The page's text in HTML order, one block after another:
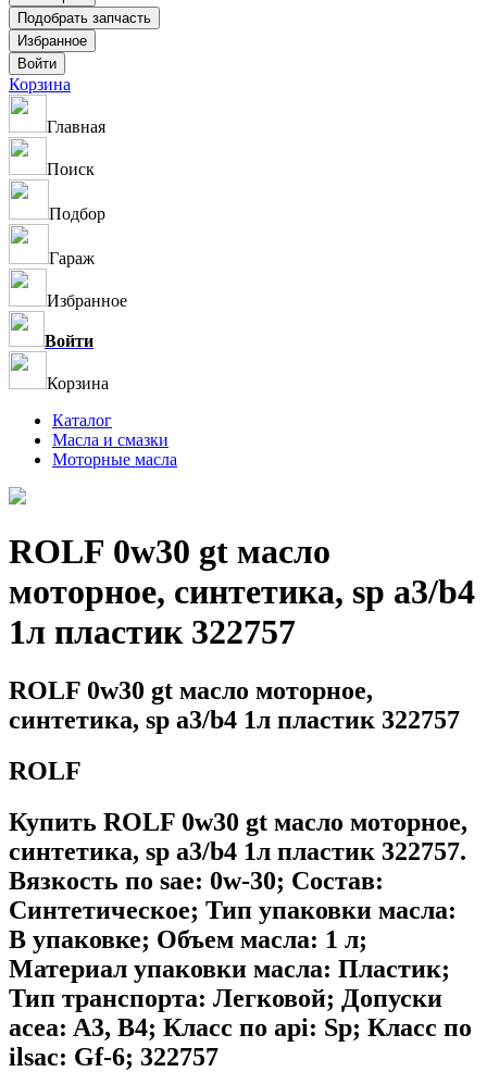
Корзина
Главная
Поиск
Подбор
Гараж
Избранное
Войти
Корзина
Каталог
Масла и смазки
Моторные масла
ROLF 0w30 gt масло
моторное, синтетика, sp a3/b4
1л пластик 322757
ROLF 0w30 gt масло моторное,
синтетика, sp a3/b4 1л пластик 322757
ROLF
Купить ROLF 0w30 gt масло моторное,
синтетика, sp a3/b4 1л пластик 322757.
Вязкость по sae: 0w-30; Состав:
Синтетическое; Тип упаковки масла:
В упаковке; Объем масла: 1 л;
Материал упаковки масла: Пластик;
Тип транспорта: Легковой; Допуски
acea: A3, B4; Класс по api: Sp; Класс по
ilsac: Gf-6; 322757